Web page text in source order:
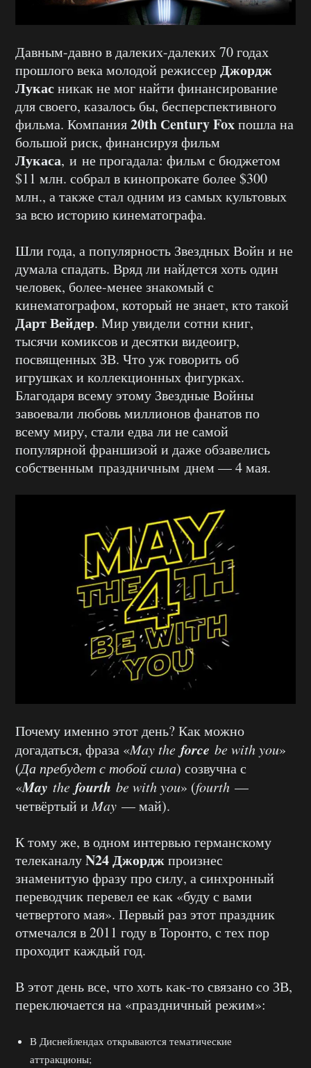
Давным-давно в далеких-далеких 70 годах
прошлого века молодой режиссерДжордж
Лукасникак не мог найти финансирование
для своего, казалось бы, бесперспективного
фильма. Компания20th Сentury Foхпошла на
большой риск, финансируя фильм
Лукаса, и не прогадала: фильм с бюджетом
$11 млн. собрал в кинопрокате более $300
млн., а также стал одним из самых культовых
за всю историю кинематографа.
Шли года, а популярность Звездных Войн и не
думала спадать. Вряд ли найдется хоть один
человек, более-менее знакомый с
кинематографом, который не знает, кто такой
Дарт Вейдер. Мир увидели сотни книг,
тысячи комиксов и десятки видеоигр,
посвященных ЗВ. Что уж говорить об
игрушках и коллекционных фигурках.
Благодаря всему этому Звездные Войны
завоевали любовь миллионов фанатов по
всему миру, стали едва ли не самой
популярной франшизой и даже обзавелись
собственным праздничным днем — 4 мая.
Почему именно этот день? Как можно
догадаться, фраза «Maythe force bewithyou»
(Да пребудет с тобой сила) созвучна с
«May the fourth bewithyou» (fourth —
четвёртый иMay — май).
К тому же, в одном интервью германскому
телеканалуN24Джорджпроизнес
знаменитую фразу про силу, а синхронный
переводчик перевел ее как «буду с вами
четвертого мая». Первый раз этот праздник
отмечался в 2011 году в Торонто, с тех пор
проходит каждый год.
В этот день все, что хоть как-то связано со ЗВ,
переключается на «праздничный режим»:
В Диснейлендах открываются тематические
аттракционы;